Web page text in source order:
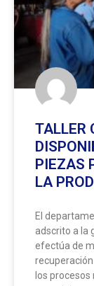
TALLER
PIEZAS
LA
El
adscrito a la
efectúa de
los